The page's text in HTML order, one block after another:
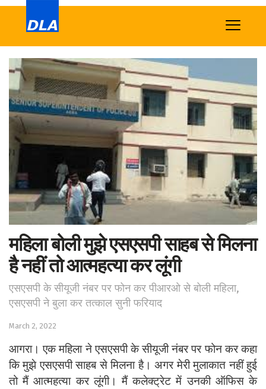
महिला बोली मुझे एसएसपी साहब से मिलना
है नहीं तो आत्महत्या कर लूंगी
एसएसपी के सीयूजी नंबर पर फोन कर पीआरओ से बोली महिला,
एसएसपी ने बुला कर तत्काल सुनी फरियाद
March 2, 2022
आगरा। एक महिला ने एसएसपी के सीयूजी नंबर पर फोन कर कहा
कि मुझे एसएसपी साहब से मिलना है। अगर मेरी मुलाकात नहीं हुई
तो मैं आत्महत्या कर लूंगी। मैं कलेक्ट्रेट में उनकी ऑफिस के
News
Tech
Sports
Western
Education
Health
World